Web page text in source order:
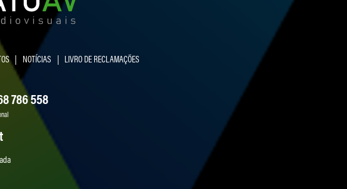
NOTÍCIAS LIVRO DE RECLAMAÇÕES
786 558